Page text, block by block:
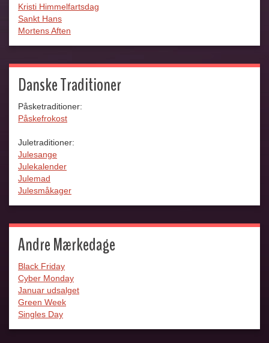
Kristi Himmelfartsdag
Sankt Hans
Mortens Aften
Danske Traditioner
Påsketraditioner:
Påskefrokost
Juletraditioner:
Julesange
Julekalender
Julemad
Julesmåkager
Andre Mærkedage
Black Friday
Cyber Monday
Januar udsalget
Green Week
Singles Day